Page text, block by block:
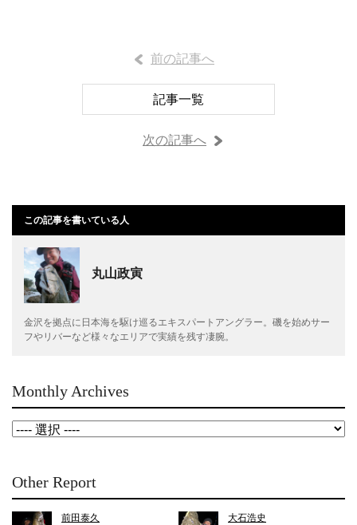
前の記事へ
記事一覧
次の記事へ
この記事を書いている人
丸山政寅
金沢を拠点に日本海を駆け巡るエキスパートアングラー。磯を始めサー
フやリバーなど様々なエリアで実績を残す凄腕。
Monthly Archives
Other Report
前田泰久 大石浩史